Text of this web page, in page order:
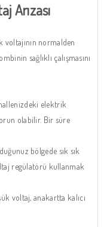
Arızası
voltajının normalden
sağlıklı çalışmasını
elektrik
olabilir. Bir süre
bölgede sık sık
regülatörü kullanmak
voltaj, anakartta kalıcı